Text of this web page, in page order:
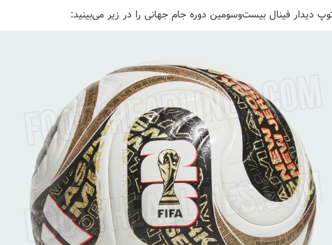
دیدار فینال بیست‌وسومین دوره جام جهانی را در زیر می‌بینید: